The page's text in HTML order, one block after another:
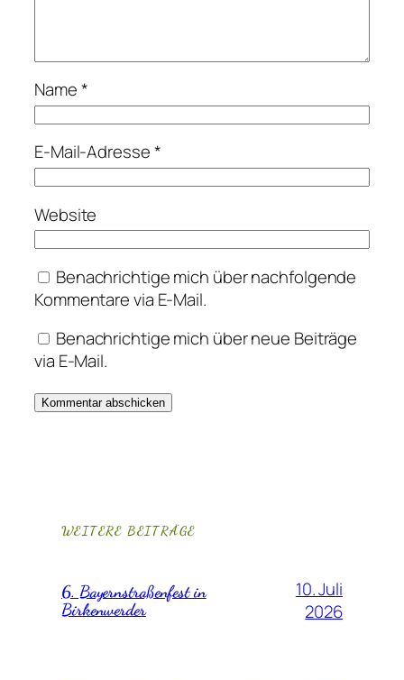
Name*
E-Mail-Adresse*
Website
Benachrichtige mich über nachfolgende
Kommentare via E-Mail.
Benachrichtige mich über neue Beiträge
via E-Mail.
WEITERE BEITRÄGE
6. Bayernstraßenfest in
Birkenwerder
10. Juli
2026